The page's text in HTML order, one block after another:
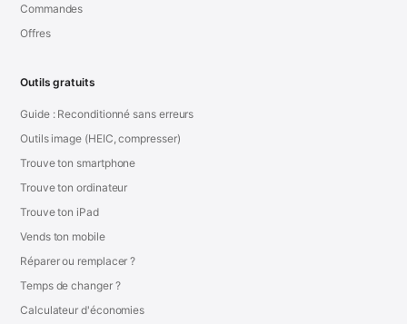
Commandes
Offres
Outils gratuits
Guide : Reconditionné sans erreurs
Outils image (HEIC, compresser)
Trouve ton smartphone
Trouve ton ordinateur
Trouve ton iPad
Vends ton mobile
Réparer ou remplacer ?
Temps de changer ?
Calculateur d'économies